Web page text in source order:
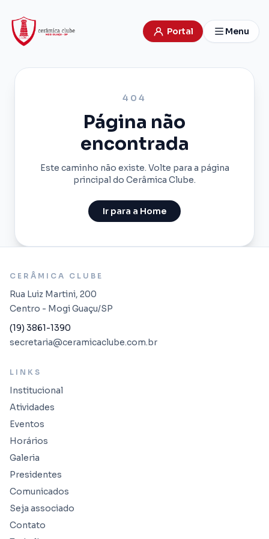
Portal Menu
404
Página não
encontrada
Este caminho não existe. Volte para a página
principal do Cerâmica Clube.
Ir para a Home
CERÂMICA CLUBE
Rua Luiz Martini, 200
Centro - Mogi Guaçu/SP
(19) 3861-1390
secretaria@ceramicaclube.com.br
LINKS
Institucional
Atividades
Eventos
Horários
Galeria
Presidentes
Comunicados
Seja associado
Contato